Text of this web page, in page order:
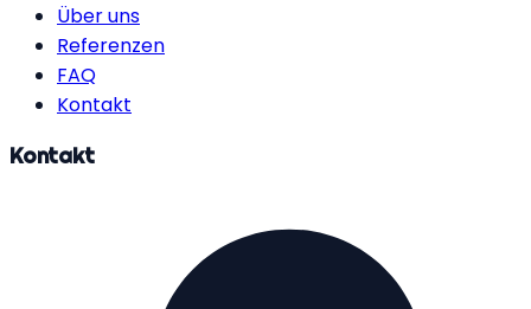
Über uns
Referenzen
FAQ
Kontakt
Kontakt